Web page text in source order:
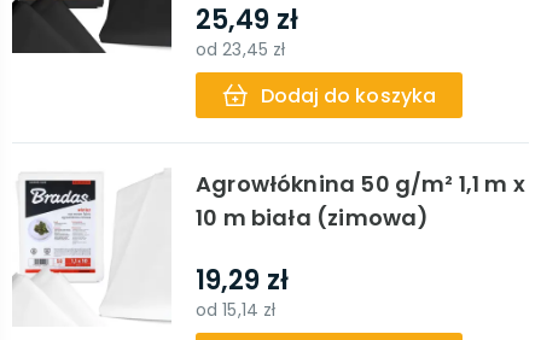
25,49 zł
od23,45 zł
Dodaj do koszyka
Agrowłóknina 50 g/m² 1,1 m x
10 m biała (zimowa)
19,29 zł
od15,14 zł